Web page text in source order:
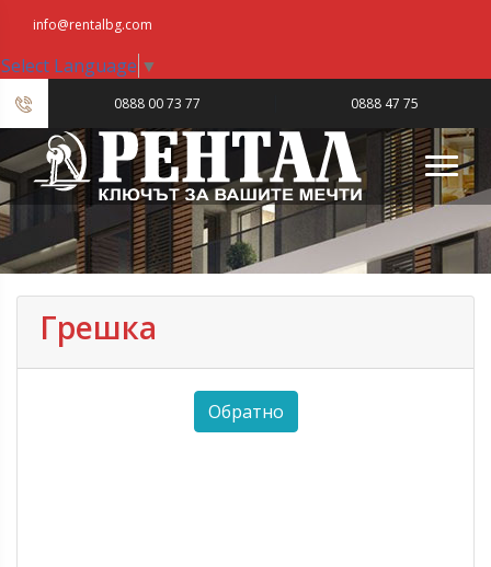
info@rentalbg.com
Select Language ▼
0888 00 73 77 0888 47 75
23
Грешка